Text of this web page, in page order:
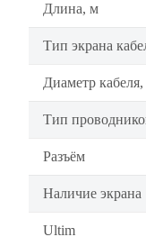
Длина, м
Тип экрана
Диаметр
Тип
Разъём
Наличие экрана
Ultim